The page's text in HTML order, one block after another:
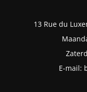
13 Rue du
E-mail: